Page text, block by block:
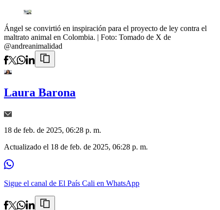
Ángel se convirtió en inspiración para el proyecto de ley contra el
maltrato animal en Colombia. | Foto: Tomado de X de
@andreanimalidad
Laura Barona
18 de feb. de 2025, 06:28 p. m.
Actualizado el 18 de feb. de 2025, 06:28 p. m.
Sigue el canal de El País Cali en WhatsApp